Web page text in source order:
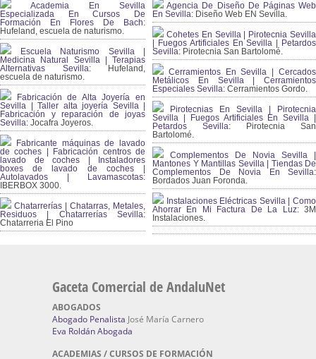
Academia En Sevilla
Especializada En Cursos De
Formación En Flores De Bach:
Hufeland, escuela de naturismo.
Escuela Naturismo Sevilla |
Medicina Natural Sevilla | Terapias
Alternativas Sevilla: Hufeland,
escuela de naturismo.
Fabricación de Alta Joyería en
Sevilla | Taller alta joyería Sevilla |
Fabricación y reparación de joyas
Sevilla: Jocafra Joyeros.
Fabricante máquinas de lavado
de coches | Fabricación centros de
lavado de coches | Instaladores
boxes de lavado de coches |
Autolavados | Lavamascotas:
IBERBOX 3000.
Chatarrerías | Chatarras, Metales,
Residuos | Chatarrerías Sevilla:
Chatarreria El Pino
Agencia De Diseño De Páginas Web
En Sevilla: Diseño Web EN Sevilla.
Cohetes En Sevilla | Pirotecnia Sevilla
| Fuegos Artificiales En Sevilla | Petardos
Sevilla: Pirotecnia San Bartolomé.
Cerramientos En Sevilla | Cercados
Metálicos En Sevilla | Cerramientos
Especiales Sevilla: Cerramientos Gordo.
Pirotecnias En Sevilla | Pirotecnia
Sevilla | Fuegos Artificiales En Sevilla |
Petardos Sevilla: Pirotecnia San
Bartolomé.
Complementos De Novia Sevilla |
Mantones Y Mantillas Sevilla | Tiendas De
Complementos De Novia En Sevilla:
Bordados Juan Foronda.
Instalaciones Eléctricas Sevilla | Como
Ahorrar En Mi Factura De La Luz:3M
Instalaciones.
Gaceta Comercial de AndaluNet
ABOGADOS
Abogado Penalista José María Carnero
Eva Roldán Abogada
ACADEMIAS / CURSOS DE FORMACIÓN